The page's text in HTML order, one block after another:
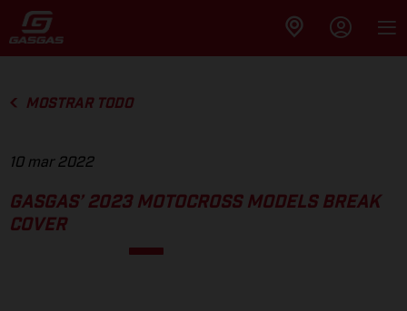
MOSTRAR TODO
10 mar 2022
GASGAS’ 2023 MOTOCROSS MODELS BREAK
COVER